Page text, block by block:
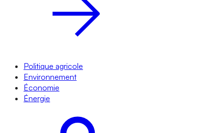
Politique agricole
Environnement
Économie
Énergie